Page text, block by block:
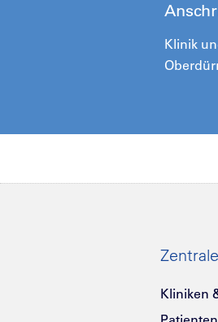
Klinik
Kliniken